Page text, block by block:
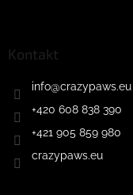
Kontakt
info@crazypaws.eu
+420 608 838 390
+421 905 859 980
crazypaws.eu